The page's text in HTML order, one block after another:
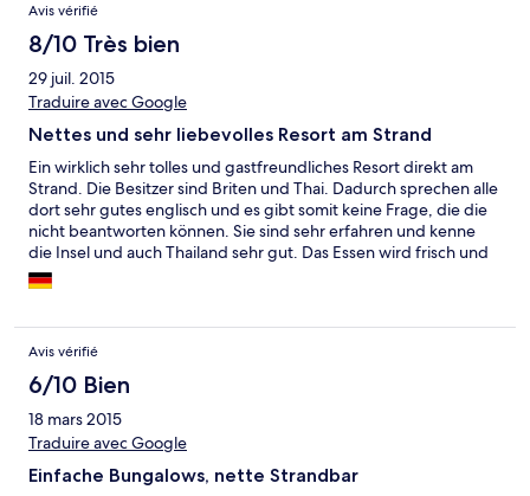
impressed with each one. The manager and staff were also very
friendly. When it was time to go, they kindly called us a taxi and
we were on our way. We would definitely consider going back
(in an air con room).
Avis vérifié
8/10 Très bien
29 juil. 2015
Traduire avec Google
Nettes und sehr liebevolles Resort am Strand
Ein wirklich sehr tolles und gastfreundliches Resort direkt am
Strand. Die Besitzer sind Briten und Thai. Dadurch sprechen alle
dort sehr gutes englisch und es gibt somit keine Frage, die die
nicht beantworten können. Sie sind sehr erfahren und kenne
die Insel und auch Thailand sehr gut. Das Essen wird frisch und
ich glaube mit viel Liebe zubereitet und schmeckt daher wirklich
ausgezeichnet. den home baked Applepie kann ich besonders
Avis vérifié
6/10 Bien
18 mars 2015
Traduire avec Google
Einfache Bungalows, nette Strandbar